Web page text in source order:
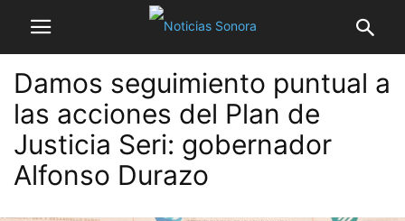
Damos seguimiento puntual a
las acciones del Plan de
Justicia Seri: gobernador
Alfonso Durazo